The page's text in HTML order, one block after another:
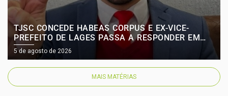
TJSC CONCEDE HABEAS CORPUS E EX-VICE-
PREFEITO DE LAGES PASSA A RESPONDER EM
LIBERDADE MONITORADA
5 de agosto de 2026
MAIS MATÉRIAS